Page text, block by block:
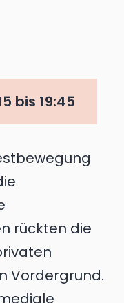
bis 19:45
rückten die
Vordergrund.